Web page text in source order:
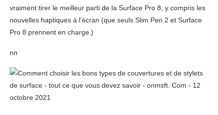
vraiment tirer le meilleur parti de la Surface Pro 8, y compris les
nouvelles haptiques à l’écran (que seuls Slim Pen 2 et Surface
Pro 8 prennent en charge.)
nn